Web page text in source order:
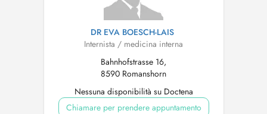
DR EVA BOESCH-LAIS
Internista / medicina interna
Bahnhofstrasse 16,
8590 Romanshorn
Nessuna disponibilità su Doctena
Chiamare per prendere appuntamento